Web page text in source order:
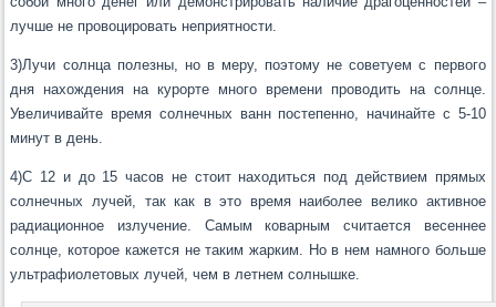
лучше не провоцировать неприятности.
3)Лучи солнца полезны, но в меру, поэтому не советуем с первого
дня нахождения на курорте много времени проводить на солнце.
Увеличивайте время солнечных ванн постепенно, начинайте с 5-10
минут в день.
4)С 12 и до 15 часов не стоит находиться под действием прямых
солнечных лучей, так как в это время наиболее велико активное
радиационное излучение. Самым коварным считается весеннее
солнце, которое кажется не таким жарким. Но в нем намного больше
ультрафиолетовых лучей, чем в летнем солнышке.